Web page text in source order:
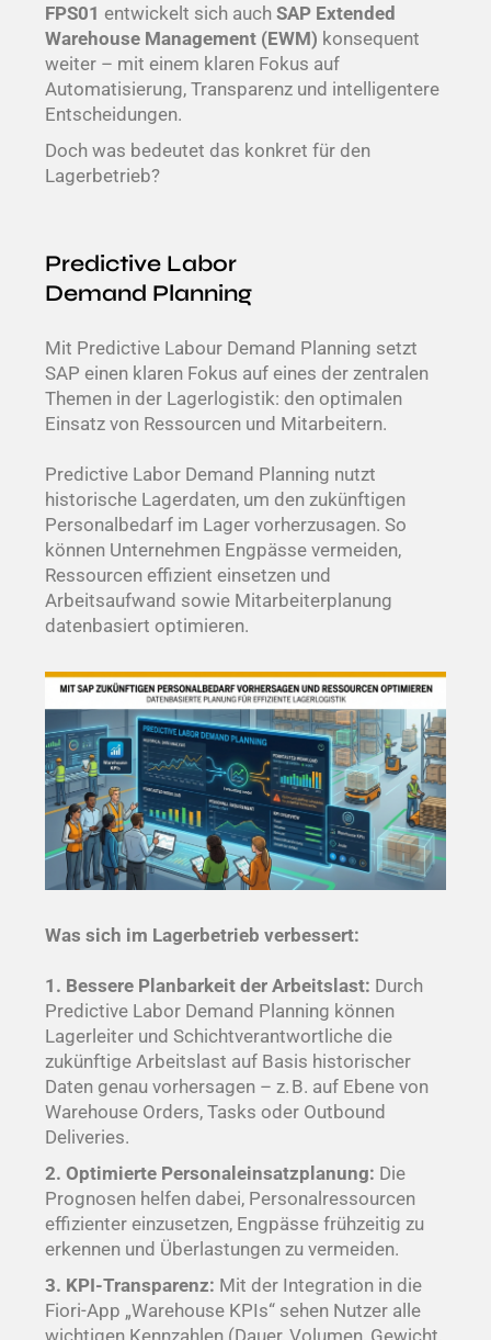
FPS01 entwickelt sich auchSAP Extended
Warehouse Management (EWM) konsequent
weiter – mit einem klaren Fokus auf
Automatisierung, Transparenz und intelligentere
Entscheidungen.
Doch was bedeutet das konkret für den
Lagerbetrieb?
Predictive Labor
Demand Planning
Mit Predictive Labour Demand Planning setzt
SAP einen klaren Fokus auf eines der zentralen
Themen in der Lagerlogistik: den optimalen
Einsatz von Ressourcen und Mitarbeitern.
Predictive Labor Demand Planning nutzt
historische Lagerdaten, um den zukünftigen
Personalbedarf im Lager vorherzusagen. So
können Unternehmen Engpässe vermeiden,
Ressourcen effizient einsetzen und
Arbeitsaufwand sowie Mitarbeiterplanung
datenbasiert optimieren.
Was sich im Lagerbetrieb verbessert:
1. Bessere Planbarkeit der Arbeitslast: Durch
Predictive Labor Demand Planning können
Lagerleiter und Schichtverantwortliche die
zukünftige Arbeitslast auf Basis historischer
Daten genau vorhersagen – z. B. auf Ebene von
Warehouse Orders, Tasks oder Outbound
Deliveries.
2. Optimierte Personaleinsatzplanung: Die
Prognosen helfen dabei, Personalressourcen
effizienter einzusetzen, Engpässe frühzeitig zu
erkennen und Überlastungen zu vermeiden.
3. KPI-Transparenz: Mit der Integration in die
Fiori-App „Warehouse KPIs“ sehen Nutzer alle
wichtigen Kennzahlen (Dauer, Volumen, Gewicht,